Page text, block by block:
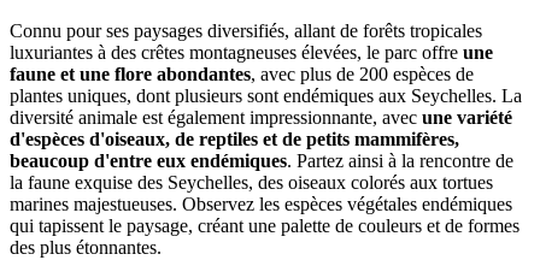
Connu pour ses paysages diversifiés, allant de forêts tropicales
luxuriantes à des crêtes montagneuses élevées, le parc offre une
faune et une flore abondantes, avec plus de 200 espèces de
plantes uniques, dont plusieurs sont endémiques aux Seychelles. La
diversité animale est également impressionnante, avec une variété
d'espèces d'oiseaux, de reptiles et de petits mammifères,
beaucoup d'entre eux endémiques. Partez ainsi à la rencontre de
la faune exquise des Seychelles, des oiseaux colorés aux tortues
marines majestueuses. Observez les espèces végétales endémiques
qui tapissent le paysage, créant une palette de couleurs et de formes
des plus étonnantes.